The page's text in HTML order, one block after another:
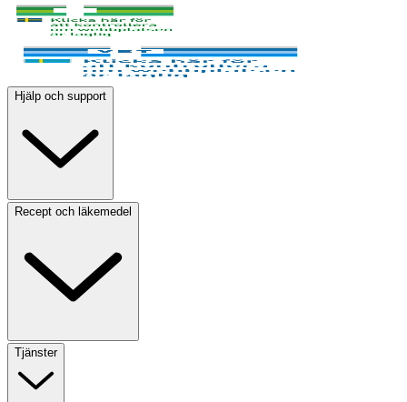
Hjälp och support
Recept och läkemedel
Tjänster